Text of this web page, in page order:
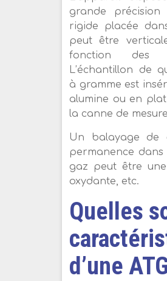
grande précision
rigide placée
peut être
fonction des
L’échantillon de
à gramme est
alumine ou en
la canne de
Un balayage de
permanence dans
gaz peut être
oxydante, etc.
Quelles
d’une